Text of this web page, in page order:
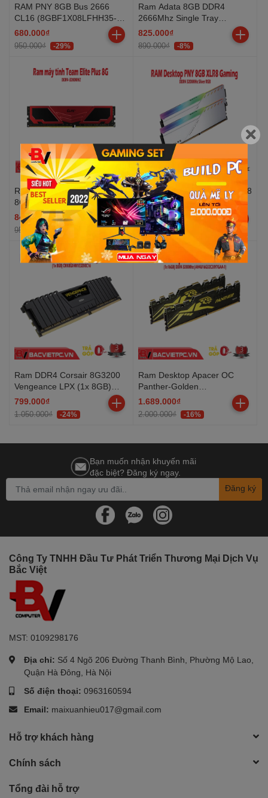
RAM PNY 8GB Bus 2666
CL16 (8GBF1X08LFHH35-
12-K)
680.000₫
950.000₫ -29%
Ram Adata 8GB DDR4
2666Mhz Single Tray
(AD4U266638G19-S)
825.000₫
890.000₫ -8%
Ram máy tính Team Elite Plus
8G DDR4 -3200MHZ(TG)
849.000₫
950.000₫ -11%
RAM Desktop PNY 8GB XLR8
Gaming DDR4 3200MHz
Silver RGB
868.000₫
1.050.000₫ -18%
Ram DDR4 Corsair 8G3200
Vengeance LPX (1x 8GB)
CMK8GX4M1E3200C16
799.000₫
1.050.000₫ -24%
Ram Desktop Apacer OC
Panther-Golden
(AH4U16G32C28Y7GAA-1)
16GB (1x16GB) DDR4
3200Mhz
1.689.000₫
2.000.000₫ -16%
Bạn muốn nhận khuyến mãi
đặc biệt? Đăng ký ngay.
Đăng ký
Công Ty TNHH Đầu Tư Phát Triển Thương Mại Dịch Vụ
Bắc Việt
MST: 0109298176
Địa chỉ: Số 4 Ngõ 206 Đường Thanh Bình, Phường Mộ Lao,
Quận Hà Đông, Hà Nội
Số điện thoại: 0963160594
Email: maixuanhieu017@gmail.com
Hỗ trợ khách hàng
Chính sách
Tổng đài hỗ trợ